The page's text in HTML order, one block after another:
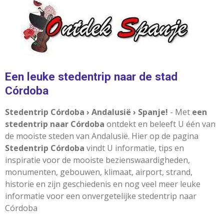
Een leuke stedentrip naar de stad
Córdoba
Stedentrip Córdoba › Andalusië › Spanje! - Met een
stedentrip naar Córdoba ontdekt en beleeft U één van
de mooiste steden van Andalusië. Hier op de pagina
Stedentrip Córdoba vindt U informatie, tips en
inspiratie voor de mooiste bezienswaardigheden,
monumenten, gebouwen, klimaat, airport, strand,
historie en zijn geschiedenis en nog veel meer leuke
informatie voor een onvergetelijke stedentrip naar
Córdoba